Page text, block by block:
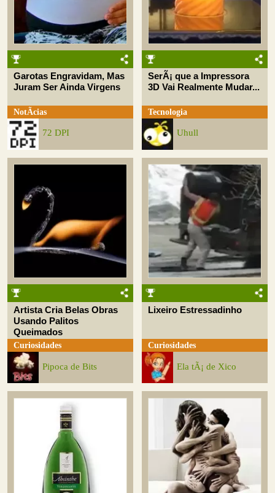
Garotas Engravidam, Mas
Juram Ser Ainda Virgens
NotÃ­cias
72 DPI
SerÃ¡ que a Impressora
3D Vai Realmente Mudar...
Tecnologia
Uhull
Artista Cria Belas Obras
Usando Palitos
Queimados
Curiosidades
Pipoca de Bits
Lixeiro Estressadinho
Curiosidades
Ela tÃ¡ de Xico